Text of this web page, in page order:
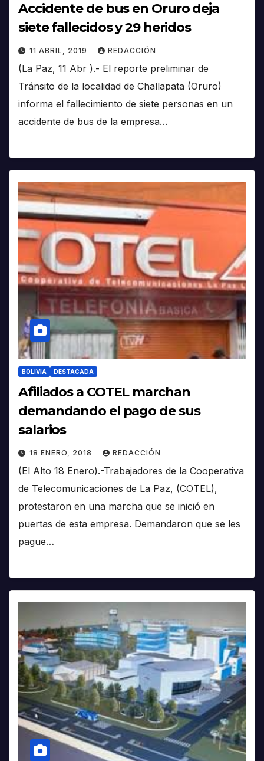
Accidente de bus en Oruro deja
siete fallecidos y 29 heridos
11 ABRIL, 2019 REDACCIÓN
(La Paz, 11 Abr ).- El reporte preliminar de
Tránsito de la localidad de Challapata (Oruro)
informa el fallecimiento de siete personas en un
accidente de bus de la empresa…
BOLIVIA DESTACADA
Afiliados a COTEL marchan
demandando el pago de sus
salarios
18 ENERO, 2018 REDACCIÓN
(El Alto 18 Enero).-Trabajadores de la Cooperativa
de Telecomunicaciones de La Paz, (COTEL),
protestaron en una marcha que se inició en
puertas de esta empresa. Demandaron que se les
pague…